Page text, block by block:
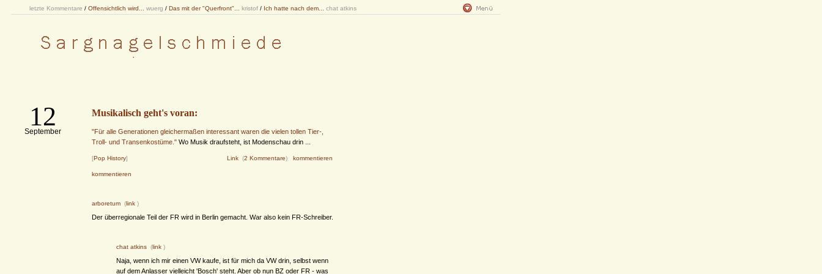
letzte Kommentare / Offensichtlich wird... wuerg / Das mit der "Querfront"... kristof / Ich hatte nach dem... chat atkins
12
September
Musikalisch geht's voran:
"Für alle Generationen gleichermaßen interessant waren die vielen tollen Tier-,
Troll- und Transenkostüme." Wo Musik draufsteht, ist Modenschau drin ...
[Pop History] Link (2 Kommentare) kommentieren
kommentieren
arboretum (link )
Der überregionale Teil der FR wird in Berlin gemacht. War also kein FR-Schreiber.
chat atkins (link )
Naja, wenn ich mir einen VW kaufe, ist für mich da VW drin, selbst wenn
auf dem Anlasser vielleicht 'Bosch' steht. Aber ob nun BZ oder FR - was